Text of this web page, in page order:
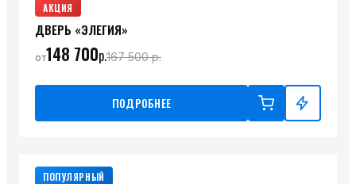
АКЦИЯ
ДВЕРЬ «ЭЛЕГИЯ»
от148 700р.167 500р.
ПОДРОБНЕЕ
ПОПУЛЯРНЫЙ